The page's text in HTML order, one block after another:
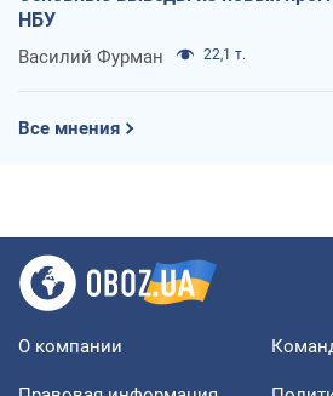
НБУ
Василий Фурман 22,1 т.
Все мнения
О компании